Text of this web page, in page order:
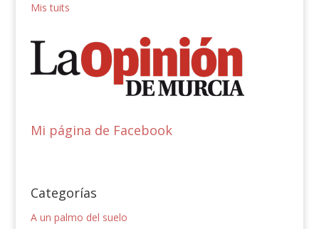
Mis tuits
Mi página de Facebook
Categorías
A un palmo del suelo